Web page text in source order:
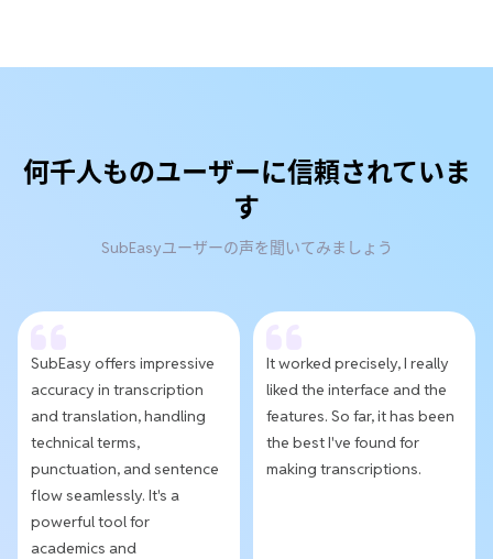
何千人ものユーザーに信頼されていま
す
SubEasyユーザーの声を聞いてみましょう
SubEasy offers impressive
accuracy in transcription
and translation, handling
technical terms,
punctuation, and sentence
flow seamlessly. It's a
powerful tool for
academics and
It worked precisely, I really
liked the interface and the
features. So far, it has been
the best I've found for
making transcriptions.